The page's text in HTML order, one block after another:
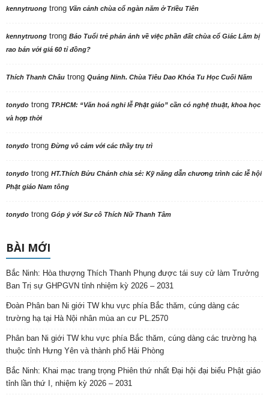
kennytruong trong Vãn cảnh chùa cổ ngàn năm ở Triều Tiên
kennytruong trong Báo Tuổi trẻ phản ảnh về việc phần đất chùa cổ Giác Lâm bị
rao bán với giá 60 tỉ đồng?
Thích Thanh Châu trong Quảng Ninh. Chùa Tiêu Dao Khóa Tu Học Cuối Năm
tonydo trong TP.HCM: “Văn hoá nghi lễ Phật giáo” cần có nghệ thuật, khoa học
và hợp thời
tonydo trong Đừng vô cảm với các thầy trụ trì
tonydo trong HT.Thích Bửu Chánh chia sẻ: Kỹ năng dẫn chương trình các lễ hội
Phật giáo Nam tông
tonydo trong Góp ý với Sư cô Thích Nữ Thanh Tâm
BÀI MỚI
Bắc Ninh: Hòa thượng Thích Thanh Phụng được tái suy cử làm Trưởng
Ban Trị sự GHPGVN tỉnh nhiệm kỳ 2026 – 2031
Đoàn Phân ban Ni giới TW khu vực phía Bắc thăm, cúng dàng các
trường hạ tại Hà Nội nhân mùa an cư PL.2570
Phân ban Ni giới TW khu vực phía Bắc thăm, cúng dàng các trường hạ
thuộc tỉnh Hưng Yên và thành phố Hải Phòng
Bắc Ninh: Khai mạc trang trọng Phiên thứ nhất Đại hội đại biểu Phật giáo
tỉnh lần thứ I, nhiệm kỳ 2026 – 2031